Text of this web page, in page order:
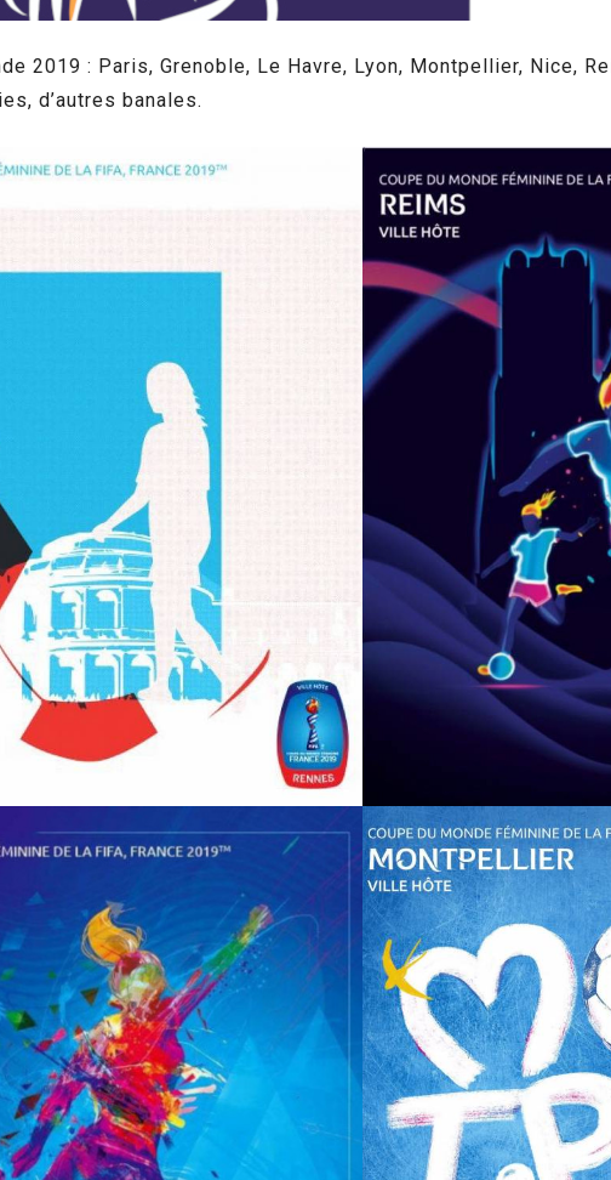
2019 : Paris, Grenoble, Le Havre, Lyon, Montpellier, Nice,
d’autres banales.